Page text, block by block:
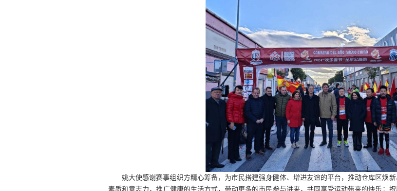
姚大使感谢赛事组织方精心筹备，为市民搭建强身健体、增进友谊的平台，推动仓库区焕
素质和意志力，推广健康的生活方式，带动更多的市民参与进来，共同享受运动带来的快乐；